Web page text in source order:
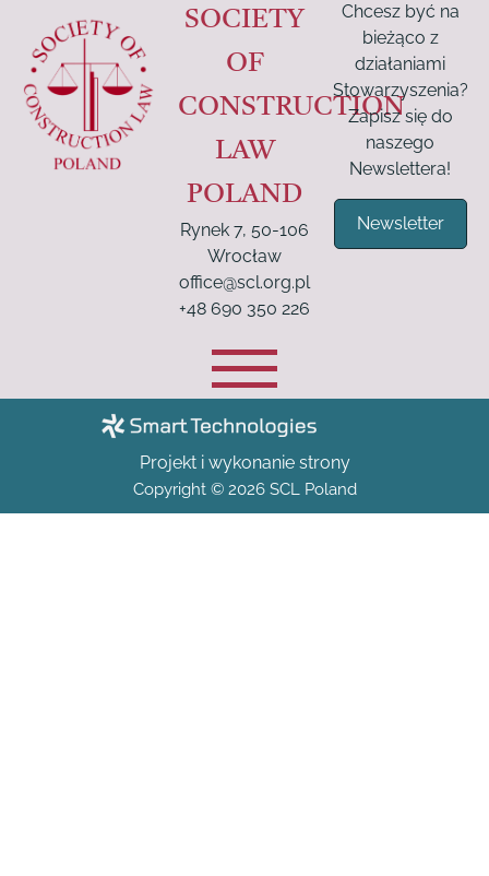
SOCIETY
OF
CONSTRUCTION
LAW
POLAND
Rynek 7, 50-106
Wrocław
office@scl.org.pl
+48 690 350 226
Chcesz być na
bieżąco z
działaniami
Stowarzyszenia?
Zapisz się do
naszego
Newslettera!
Newsletter
Projekt i wykonanie strony
Copyright © 2026 SCL Poland